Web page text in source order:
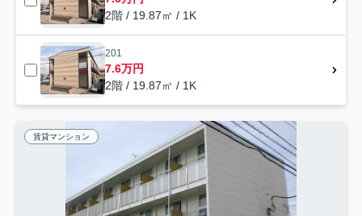
2階 / 19.87㎡ / 1K
201
7.6万円
2階 / 19.87㎡ / 1K
賃貸マンション